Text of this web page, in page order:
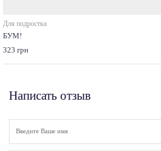
Для подростка
БУМ!
323 грн
Написать отзыв